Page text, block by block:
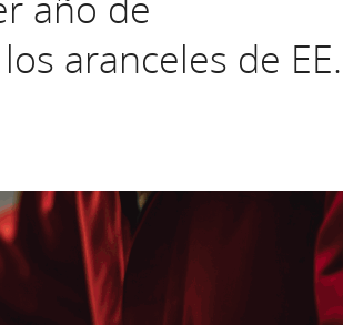
aranceles de EE.